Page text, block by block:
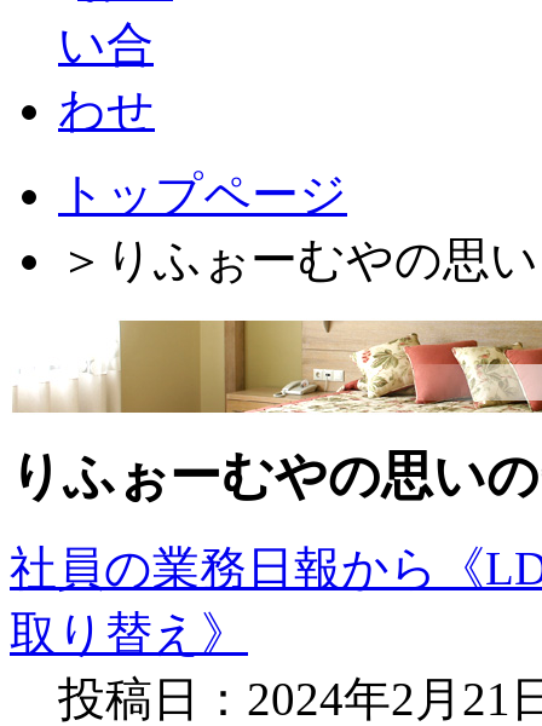
トップページ
＞ りふぉーむやの思い
りふぉーむやの思い
社員の業務日報から《
取り替え》
投稿日：2024年2月21